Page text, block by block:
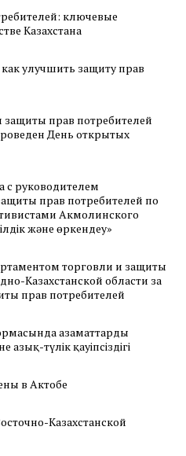
ключевые
Казахстана
улучшить защиту прав
прав потребителей
День открытых
с руководителем
прав потребителей по
Акмолинского
және өркендеу»
торговли и защиты
Казахстанской области за
прав потребителей
азаматтарды
түлік қауіпсіздігі
в Актобе
Казахстанской